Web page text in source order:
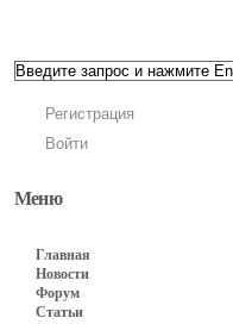
Регистрация
Войти
Меню
Главная
Новости
Форум
Статьи